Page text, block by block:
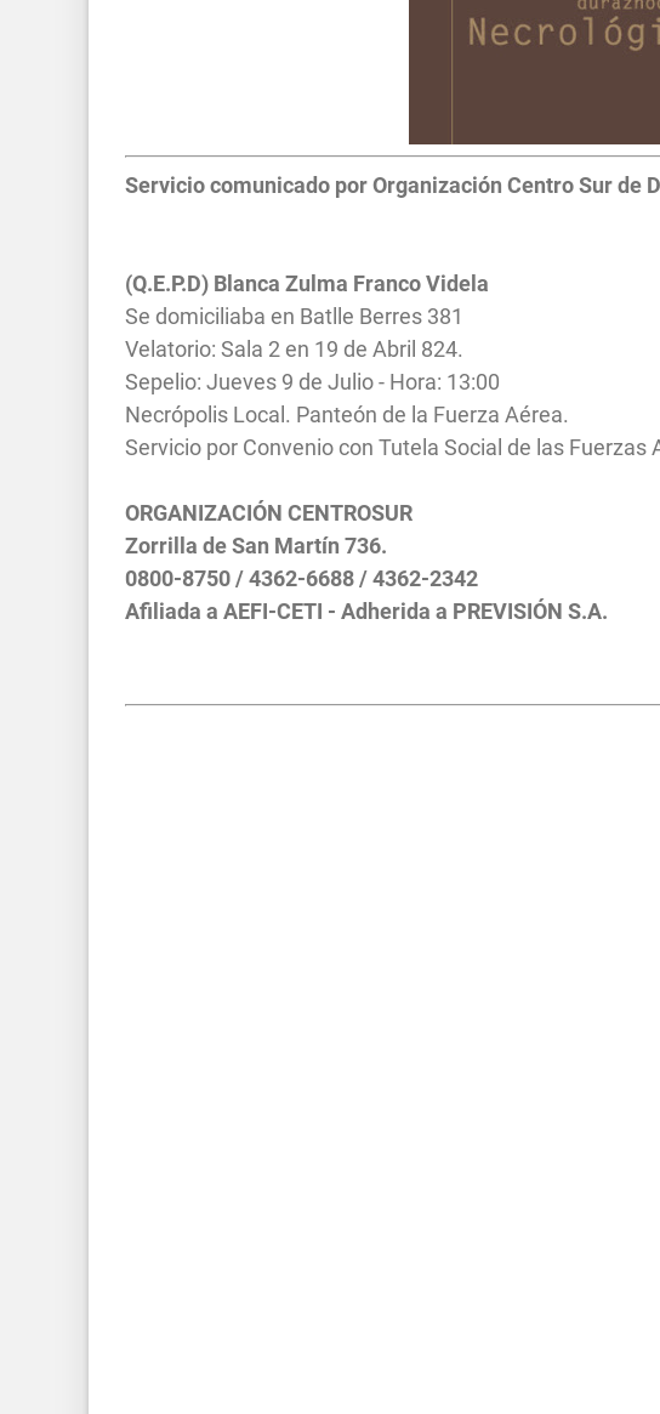
Servicio comunicado por Organización Centro Sur de
(Q.E.P.D) Blanca Zulma Franco Videla
Se domiciliaba en Batlle Berres 381
Velatorio: Sala 2 en 19 de Abril 824.
Sepelio: Jueves 9 de Julio - Hora: 13:00
Necrópolis Local. Panteón de la Fuerza Aérea.
Servicio por Convenio con Tutela Social de las Fuerzas
ORGANIZACIÓN CENTROSUR
Zorrilla de San Martín 736.
0800-8750 / 4362-6688 / 4362-2342
Afiliada a AEFI-CETI - Adherida a PREVISIÓN S.A.